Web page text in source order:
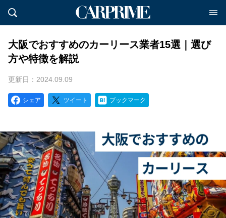
大阪でおすすめのカーリース業者15選｜選び
方や特徴を解説
更新日：2024.09.09
シェア ツイート ブックマーク